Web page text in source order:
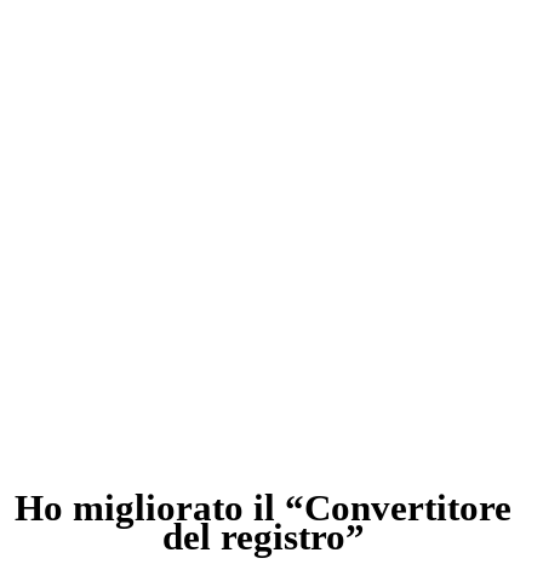
Ho migliorato il “Convertitore
del registro”